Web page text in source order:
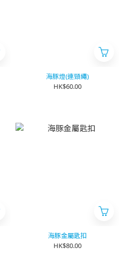
海豚燈(連頸繩)
HK$60.00
海豚金屬匙扣
HK$80.00